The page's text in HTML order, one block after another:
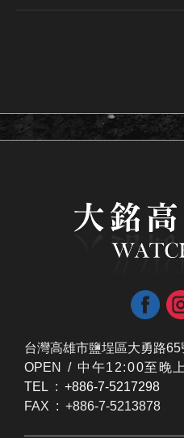
台灣高雄市鹽埕區大勇路65
OPEN / 中午12:00至晚
TEL : +886-7-5217298
FAX : +886-7-5213878